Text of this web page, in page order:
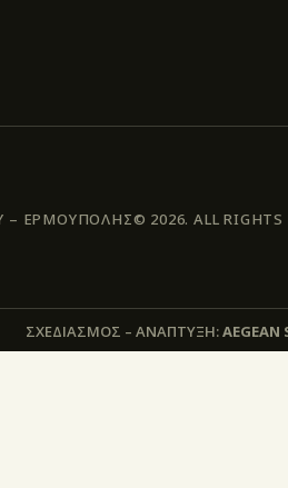
2026. ALL RIGHTS
ΣΧΕΔΙΑΣΜΟΣ – ΑΝΑΠΤΥΞΗ:AEGEAN